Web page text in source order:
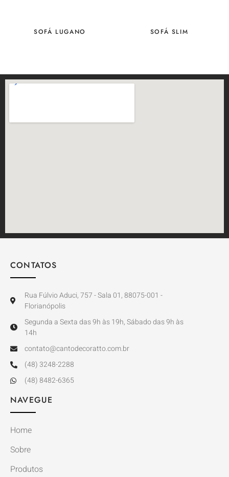
SOFÁ LUGANO SOFÁ SLIM
CONTATOS
Rua Fúlvio Aduci, 757 - Sala 01, 88075-001 -
Florianópolis
Segunda a Sexta das 9h às 19h, Sábado das 9h às
14h
contato@cantodecoratto.com.br
(48) 3248-2288
(48) 8482-6365
NAVEGUE
Home
Sobre
Produtos